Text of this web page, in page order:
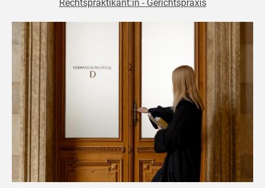
Rechtspraktikant:in - Gerichtspraxis